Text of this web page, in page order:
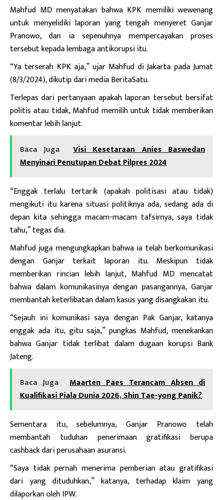
Mahfud MD menyatakan bahwa KPK memiliki wewenang
untuk menyelidiki laporan yang tengah menyeret Ganjar
Pranowo, dan ia sepenuhnya mempercayakan proses
tersebut kepada lembaga antikorupsi itu.
“Ya terserah KPK aja,” ujar Mahfud di Jakarta pada Jumat
(8/3/2024), dikutip dari media BeritaSatu.
Terlepas dari pertanyaan apakah laporan tersebut bersifat
politis atau tidak, Mahfud memilih untuk tidak memberikan
komentar lebih lanjut.
Baca Juga
Visi Kesetaraan Anies Baswedan
Menyinari Penutupan Debat Pilpres 2024
“Enggak terlalu tertarik (apakah politisasi atau tidak)
mengikuti itu karena situasi politiknya ada, sedang ada di
depan kita sehingga macam-macam tafsirnya, saya tidak
tahu,” tegas dia.
Mahfud juga mengungkapkan bahwa ia telah berkomunikasi
dengan Ganjar terkait laporan itu. Meskipun tidak
memberikan rincian lebih lanjut, Mahfud MD mencatat
bahwa dalam komunikasinya dengan pasangannya, Ganjar
membantah keterlibatan dalam kasus yang disangkakan itu.
“Sejauh ini komunikasi saya dengan Pak Ganjar, katanya
enggak ada itu, gitu saja,” pungkas Mahfud, menekankan
bahwa Ganjar tidak terlibat dalam dugaan korupsi Bank
Jateng.
Baca Juga
Maarten Paes Terancam Absen di
Kualifikasi Piala Dunia 2026, Shin Tae-yong Panik?
Sementara itu, sebelumnya, Ganjar Pranowo telah
membantah tuduhan penerimaan gratifikasi berupa
cashback dari perusahaan asuransi.
“Saya tidak pernah menerima pemberian atau gratifikasi
dari yang dituduhkan,” katanya, terhadap klaim yang
dilaporkan oleh IPW.